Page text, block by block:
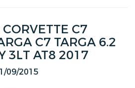
C7
C7 TARGA 6.2
3LT AT8 2017
09/2015